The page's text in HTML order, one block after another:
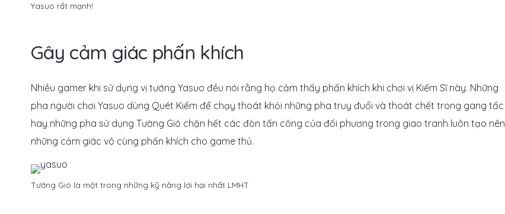
Yasuo rất mạnh!
Gây cảm giác phấn khích
Nhiều gamer khi sử dụng vị tướng Yasuo đều nói rằng họ cảm thấy phấn khích khi chơi vị Kiếm Sĩ này. Những
pha người chơi Yasuo dùng Quét Kiếm để chạy thoát khỏi những pha truy đuổi và thoát chết trong gang tấc
hay những pha sử dụng Tường Gió chặn hết các đòn tấn công của đối phương trong giao tranh luôn tạo nên
những cảm giác vô cùng phấn khích cho game thủ.
Tường Gió là một trong những kỹ năng lợi hại nhất LMHT